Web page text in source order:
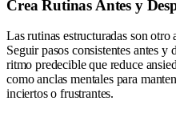
Crea Rutinas Antes y
Las rutinas estructuradas son otro
Seguir pasos consistentes antes y
ritmo predecible que reduce
como anclas mentales para
inciertos o frustrantes.